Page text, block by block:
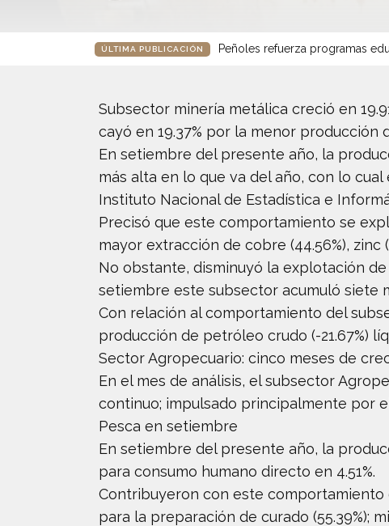
ÚLTIMA PUBLICACIÓN Peñoles refuerza programas
Subsector minería metálica creció en
cayó en 19.37% por la menor
En setiembre del presente año, la
más alta en lo que va del año, con lo
Instituto Nacional de Estadística e
Precisó que este comportamiento se
mayor extracción de cobre (44.56%), zinc
No obstante, disminuyó la explotación de
setiembre este subsector acumuló siete
Con relación al comportamiento del
producción de petróleo crudo (-21.67%)
Sector Agropecuario: cinco meses de
En el mes de análisis, el subsector
continuo; impulsado principalmente por
Pesca en setiembre
En setiembre del presente año, la
para consumo humano directo en 4.51%.
Contribuyeron con este comportamiento
para la preparación de curado (55.39%);